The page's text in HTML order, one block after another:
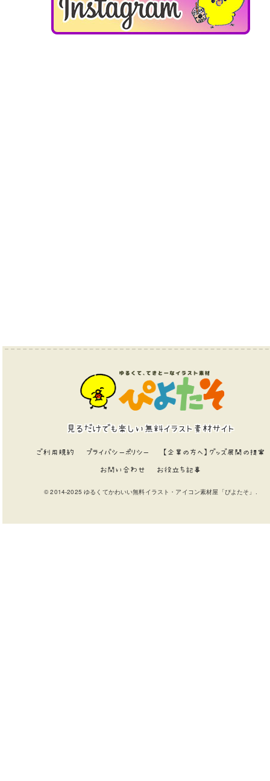
見るだけでも楽しい無料イラスト素材サイト
ご利用規約 プライバシーポリシー 【企業の方へ】グッズ展開の提案
お問い合わせ お役立ち記事
© 2014-2025 ゆるくてかわいい無料イラスト・アイコン素材屋「ぴよたそ」.